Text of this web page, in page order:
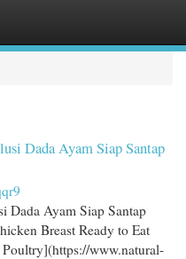
Dada Ayam Siap Santap
Dada Ayam Siap Santap
Breast Ready to Eat
www.natural-